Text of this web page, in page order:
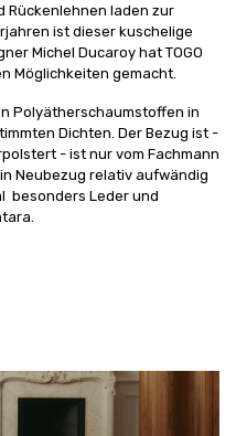
Rückenlehnen laden zur
ist dieser kuschelige
Michel Ducaroy hat TOGO
Möglichkeiten gemacht.
Polyätherschaumstoffen in
Dichten. Der Bezug ist -
- ist nur vom Fachmann
Neubezug relativ aufwändig
besonders Leder und